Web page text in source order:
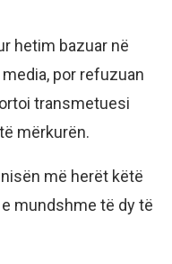
hetim bazuar në
por refuzuan
transmetuesi
mërkurën.
më herët këtë
mundshme të dy të